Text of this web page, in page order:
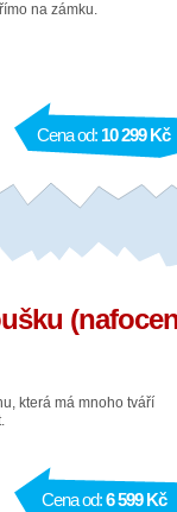
na zámku.
Cena od: 10 299 Kč
která má mnoho tváří
Cena od:6 599 Kč